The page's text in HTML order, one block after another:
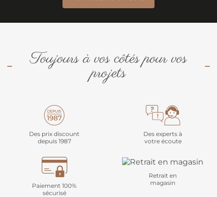
Toujours à vos côtés pour vos
projets
Des prix discount
depuis 1987
Des experts à
votre écoute
Paiement 100%
sécurisé
Retrait en
magasin